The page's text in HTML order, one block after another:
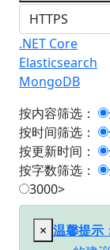
.NET Core
Elasticsearch
MongoDB
按内容筛选：
按时间筛选：
按更新时间：
按字数筛选：
3000>
× 温馨提示